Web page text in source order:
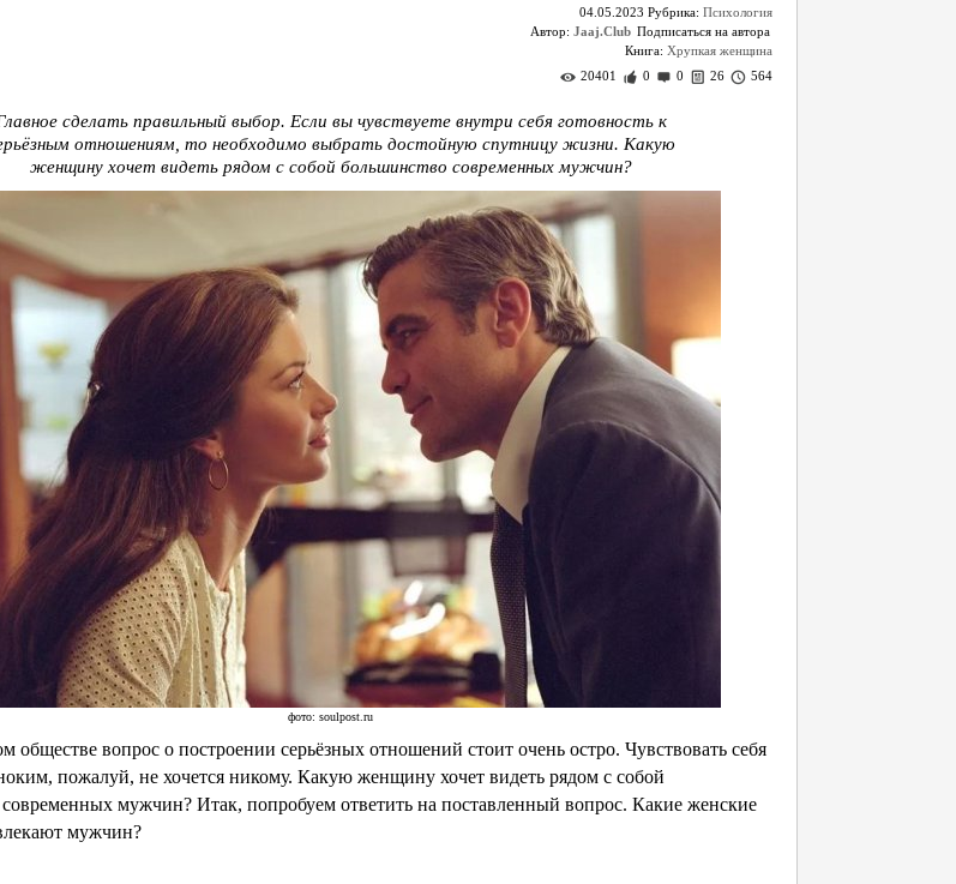
04.05.2023 Рубрика: Психология
Автор: Jaaj.Club
Книга: Хрупкая женщина
20401
0 0 26 564
сделать правильный выбор. Если вы чувствуете внутри себя готовность к
отношениям, то необходимо выбрать достойную спутницу жизни. Какую
женщину хочет видеть рядом с собой большинство современных мужчин?
фото: soulpost.ru
обществе вопрос о построении серьёзных отношений стоит очень остро. Чувствовать себя
пожалуй, не хочется никому. Какую женщину хочет видеть рядом с собой
мужчин? Итак, попробуем ответить на поставленный вопрос. Какие женские
мужчин?